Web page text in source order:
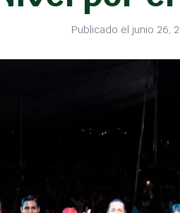
Publicado el junio 26,